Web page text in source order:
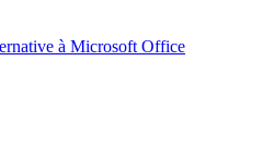
à Microsoft Office